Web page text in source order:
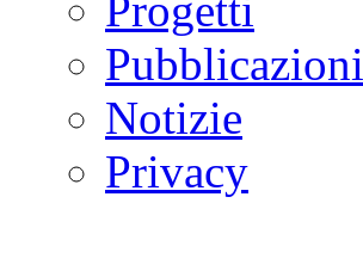
Pubblicazioni
Notizie
Privacy